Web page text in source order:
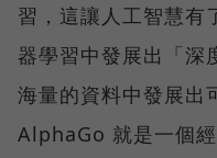
習，這讓人工智慧有
器學習中發展出「深
海量的資料中發展出
AlphaGo 就是一個